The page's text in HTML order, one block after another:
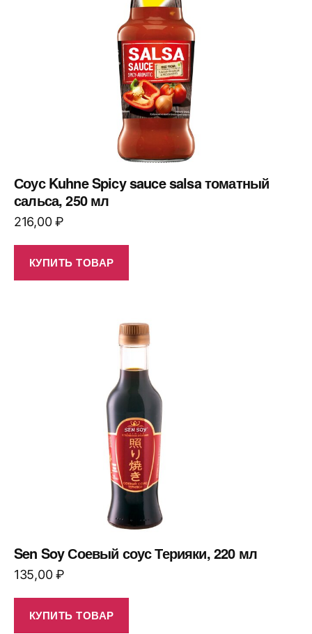
Соус Kuhne Spicy sauce salsa томатный
сальса, 250 мл
216,00₽
КУПИТЬ ТОВАР
Sen Soy Соевый соус Терияки, 220 мл
135,00₽
КУПИТЬ ТОВАР